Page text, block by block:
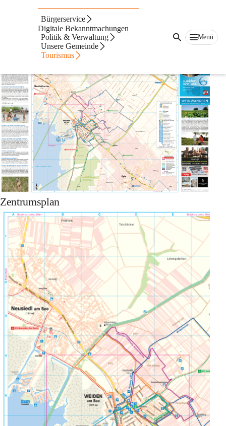
Bürgerservice
Digitale Bekanntmachungen
Politik & Verwaltung
Unsere Gemeinde
Tourismus
Menü
Ortsplan
Zentrumsplan